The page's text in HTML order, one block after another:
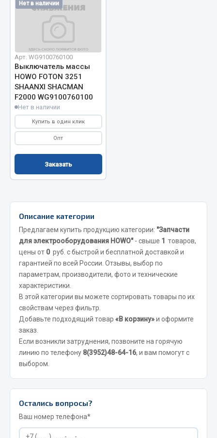
Жидкостные подогреватели
Отопители салона
Подогреватели тосола
Весь раздел
Автотовары
Автозвук
Автокаталоги
Аксессуары автомобильные
Вентиляторы кабины
Вымпела
Показать ещё
Весь раздел
Смазочные материалы
Масла
Охладжающие жидкости
Технические жидкости
МЕТИЗЫ
Болты
Нет в наличии
Арт. WG9100760100
Выключатель массы
HOWO FOTON 3251
SHAANXI SHACMAN
F2000 WG9100760100
Нет в наличии
Купить в один клик
Опт
Заказать
Описание категории
Предлагаем купить продукцию категории: "Запчасти
для электрооборудования HOWO"- свыше 1 товаров,
цены от 0 руб. с быстрой и бесплатной доставкой и
гарантией по всей России. Отзывы, выбор по
параметрам, производители, фото и технические
характеристики.
В этой категории вы можете сортировать товары по их
свойствам через фильтр.
Добавьте подходящий товар «В корзину»и оформите
заказ.
Если возникли затруднения, позвоните на горячую
линию по телефону 8(3952)48-64-16, и вам помогут с
выбором.
Остались вопросы?
Ваш номер телефона*